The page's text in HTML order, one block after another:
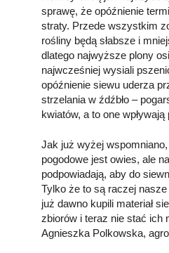
sprawę, że opóźnienie
straty. Przede wszystkim
rośliny będą słabsze i
dlatego najwyższe plony
najwcześniej wysiali
opóźnienie siewu uderza
strzelania w źdźbło –
kwiatów, a to one
Jak już wyżej
pogodowe jest owies, ale
podpowiadają, aby do
Tylko że to są raczej
już dawno kupili materiał
zbiorów i teraz nie stać ich
Agnieszka Polkowska,